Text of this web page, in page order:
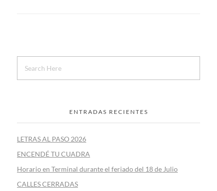
ENTRADAS RECIENTES
LETRAS AL PASO 2026
ENCENDÉ TU CUADRA
Horario en Terminal durante el feriado del 18 de Julio
CALLES CERRADAS